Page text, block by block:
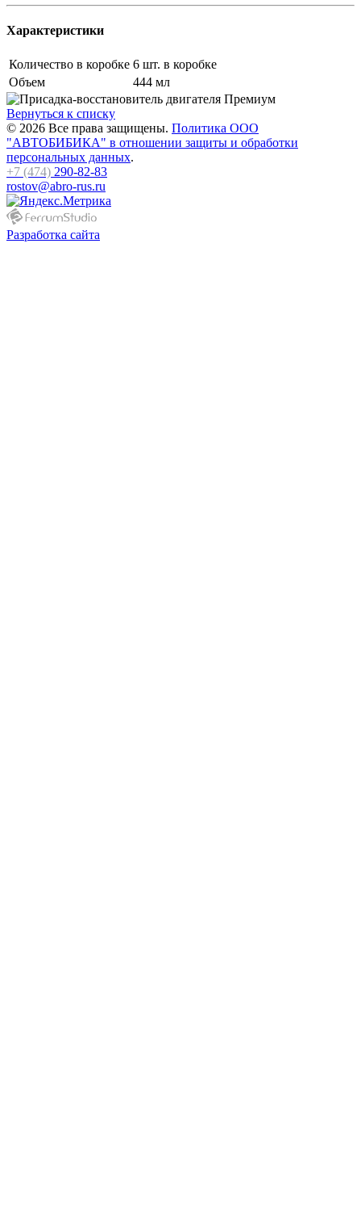
Характеристики
Количество в коробке 6 шт. в коробке
Объем
444 мл
Вернуться к списку
© 2026 Все права защищены. Политика ООО
"АВТОБИБИКА" в отношении защиты и обработки
персональных данных.
+7 (474) 290-82-83
rostov@abro-rus.ru
Разработка сайта